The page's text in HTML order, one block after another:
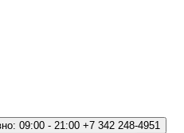
09:00 - 21:00 +7 342 248-4951